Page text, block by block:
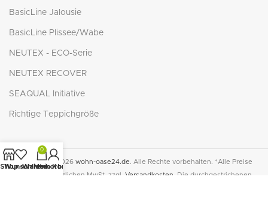
BasicLine Jalousie
BasicLine Plissee/Wabe
NEUTEX - ECO-Serie
NEUTEX RECOVER
SEAQUAL Initiative
Richtige Teppichgröße
© Copyright 2026 wohn-oase24.de . Alle Rechte vorbehalten. *Alle Preise
inkl. der gesetzlichen MwSt. zzgl.Versandkosten
. Die durchgestrichenen
Shop
Wunschliste
0
Warenkorb
Mein Konto